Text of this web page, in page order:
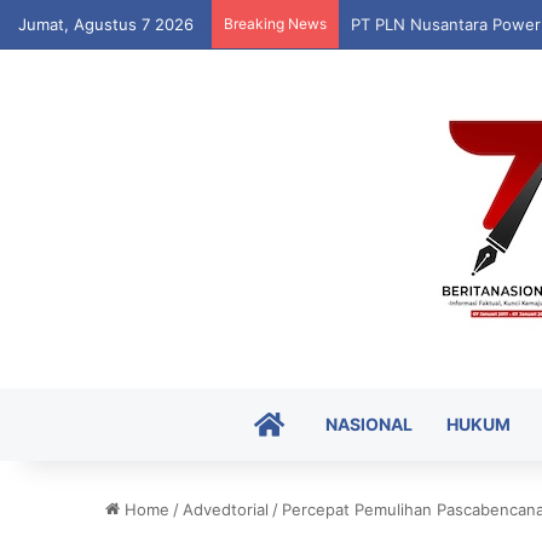
Jumat, Agustus 7 2026 Breaking News Puskesmas Munte
HOMENASIONAL HUKUM
Home / Advedtorial / Percepat Pemulihan